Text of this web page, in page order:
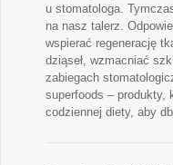
u stomatologa.
na nasz talerz.
wspierać regenerację
dziąseł, wzmacniać
zabiegach
superfoods – produkty,
codziennej diety, aby